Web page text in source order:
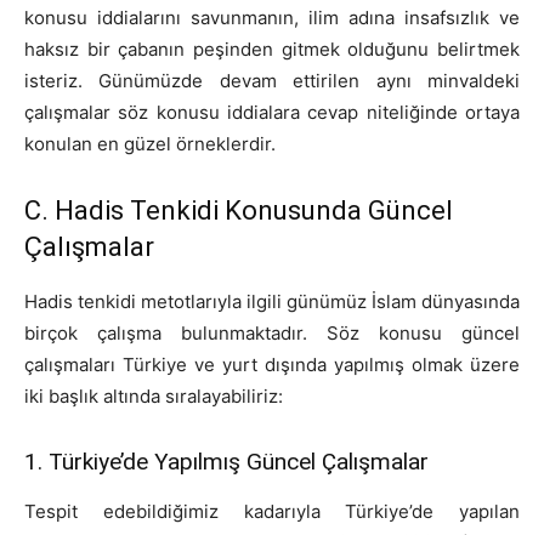
konusu iddialarını savunmanın, ilim adına insafsızlık ve
haksız bir çabanın peşinden gitmek olduğunu belirtmek
isteriz. Günümüzde devam ettirilen aynı minvaldeki
çalışmalar söz konusu iddialara cevap niteliğinde ortaya
konulan en güzel örneklerdir.
C. Hadis Tenkidi Konusunda Güncel
Çalışmalar
Hadis tenkidi metotlarıyla ilgili günümüz İslam dünyasında
birçok çalışma bulunmaktadır. Söz konusu güncel
çalışmaları Türkiye ve yurt dışında yapılmış olmak üzere
iki başlık altında sıralayabiliriz:
1. Türkiye’de Yapılmış Güncel Çalışmalar
Tespit edebildiğimiz kadarıyla Türkiye’de yapılan